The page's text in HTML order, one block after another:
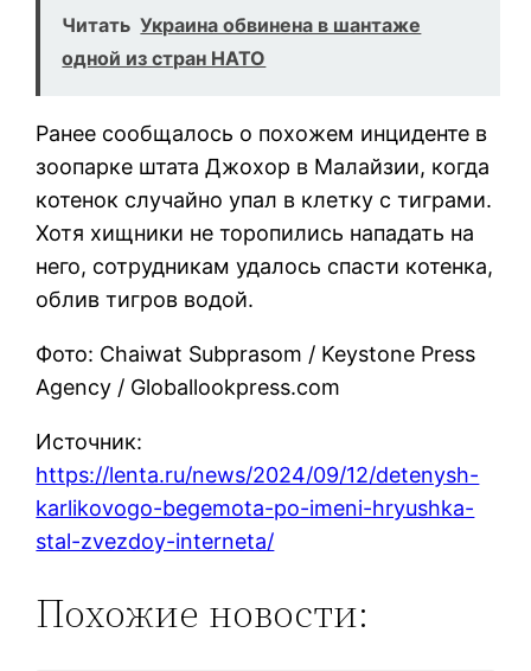
Читать Украина обвинена в шантаже
одной из стран НАТО
Ранее сообщалось о похожем инциденте в
зоопарке штата Джохор в Малайзии, когда
котенок случайно упал в клетку с тиграми.
Хотя хищники не торопились нападать на
него, сотрудникам удалось спасти котенка,
облив тигров водой.
Фото: Chaiwat Subprasom / Keystone Press
Agency / Globallookpress.com
Источник:
https://lenta.ru/news/2024/09/12/detenysh-
karlikovogo-begemota-po-imeni-hryushka-
stal-zvezdoy-interneta/
Похожие новости: